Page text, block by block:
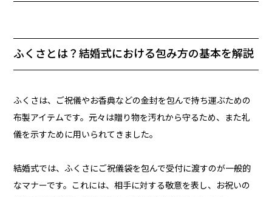
ふくさとは？結婚式における包み方の基本を解説
ふくさは、ご祝儀やお香典などの金封を包んで持ち運ぶための
布製アイテムです。元々は贈り物を汚れから守るため、また礼
儀を示すために用いられてきました。
結婚式では、ふくさにご祝儀袋を包んで受付に渡すのが一般的
なマナーです。これには、相手に対する敬意を表し、お祝いの